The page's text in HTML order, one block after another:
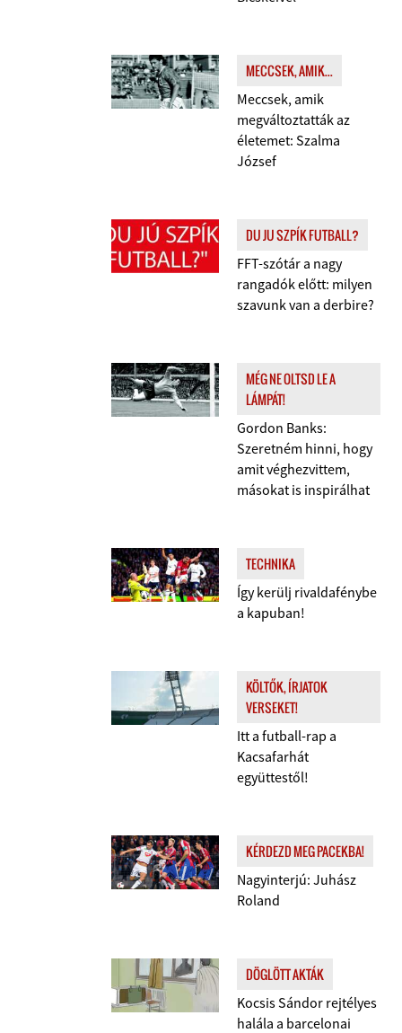
MECCSEK, AMIK...
Meccsek, amik
megváltoztatták az
életemet: Szalma
József
DU JU SZPÍK FUTBALL?
FFT-szótár a nagy
rangadók előtt: milyen
szavunk van a derbire?
MÉG NE OLTSD LE A
LÁMPÁT!
Gordon Banks:
Szeretném hinni, hogy
amit véghezvittem,
másokat is inspirálhat
TECHNIKA
Így kerülj rivaldafénybe
a kapuban!
KÖLTŐK, ÍRJATOK
VERSEKET!
Itt a futball-rap a
Kacsafarhát
együttestől!
KÉRDEZD MEG PACEKBA!
Nagyinterjú: Juhász
Roland
DÖGLÖTT AKTÁK
Kocsis Sándor rejtélyes
halála a barcelonai